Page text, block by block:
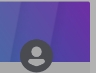
報をメールで受